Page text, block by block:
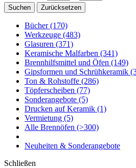
Bücher(170)
Werkzeuge (483)
Glasuren (371)
Keramische Malfarben (341)
Brennhilfsmittel und Öfen (149)
Gipsformen und Schrühkeramik
Ton & Rohstoffe (286)
Töpferscheiben (77)
Sonderangebote (5)
Drucken auf Keramik (1)
Vermietung (5)
Alle Brennöfen (>300)
Neuheiten & Sonderangebote
Schließen